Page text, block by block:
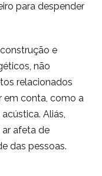
para despender
e
não
relacionados
em conta, como a
Aliás,
afeta de
das pessoas.